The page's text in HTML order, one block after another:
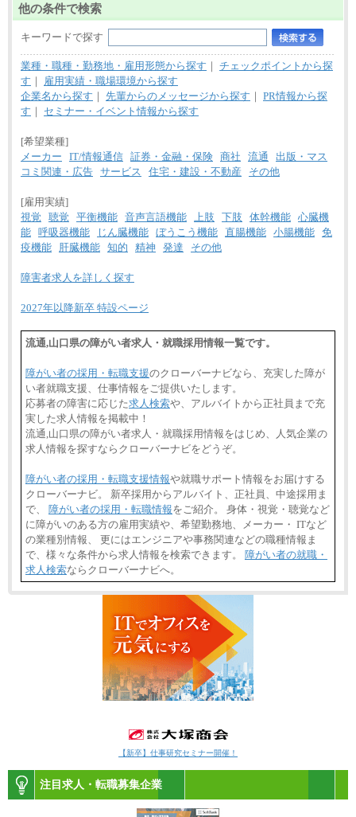
他の条件で検索
キーワードで探す
業種・職種・勤務地・雇用形態から探す ｜ チェックポイントから探
す ｜
雇用実績・職場環境から探す
企業名から探す ｜ 先輩からのメッセージから探す ｜ PR情報から探
す ｜ セミナー・イベント情報から探す
[希望業種]
メーカー
IT/情報通信 証券・金融・保険 商社 流通
出版・マス
コミ関連・広告 サービス 住宅・建設・不動産 その他
[雇用実績]
視覚
聴覚 平衡機能 音声言語機能 上肢 下肢 体幹機能 心臓機
能 呼吸器機能 じん臓機能 ぼうこう機能 直腸機能 小腸機能 免
疫機能
肝臓機能 知的 精神 発達 その他
障害者求人を詳しく探す
2027年以降新卒 特設ページ
流通,山口県の障がい者求人・就職採用情報一覧です。
障がい者の採用・転職支援のクローバーナビなら、充実した障が
い者就職支援、仕事情報をご提供いたします。
応募者の障害に応じた求人検索や、アルバイトから正社員まで充
実した求人情報を掲載中！
流通,山口県の障がい者求人・就職採用情報をはじめ、人気企業の
求人情報を探すならクローバーナビをどうぞ。
障がい者の採用・転職支援情報や就職サポート情報をお届けする
クローバーナビ。 新卒採用からアルバイト、正社員、中途採用ま
で、 障がい者の採用・転職情報をご紹介。 身体・視覚・聴覚など
に障がいのある方の雇用実績や、希望勤務地、メーカー・ ITなど
の業種別情報、 更にはエンジニアや事務関連などの職種情報ま
で、様々な条件から求人情報を検索できます。 障がい者の就職・
求人検索ならクローバーナビへ。
【新卒】仕事研究セミナー開催！
注目求人・転職募集企業